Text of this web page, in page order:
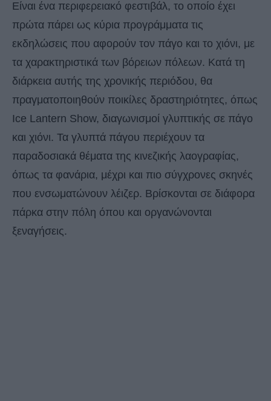
Είναι ένα περιφερειακό φεστιβάλ, το οποίο έχει
πρώτα πάρει ως κύρια προγράμματα τις
εκδηλώσεις που αφορούν τον πάγο και το χιόνι, με
τα χαρακτηριστικά των βόρειων πόλεων. Κατά τη
διάρκεια αυτής της χρονικής περιόδου, θα
πραγματοποιηθούν ποικίλες δραστηριότητες, όπως
Ice Lantern Show, διαγωνισμοί γλυπτικής σε πάγο
και χιόνι. Τα γλυπτά πάγου περιέχουν τα
παραδοσιακά θέματα της κινεζικής λαογραφίας,
όπως τα φανάρια, μέχρι και πιο σύγχρονες σκηνές
που ενσωματώνουν λέιζερ. Βρίσκονται σε διάφορα
πάρκα στην πόλη όπου και οργανώνονται
ξεναγήσεις.